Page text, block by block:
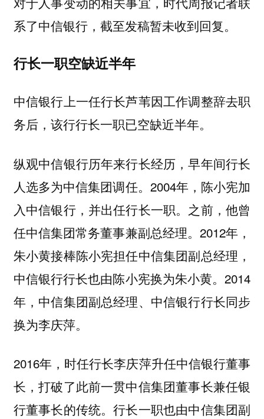
系了中信银行，截至发稿暂未收到回复。
行长一职空缺近半年
中信银行上一任行长芦苇因工作调整辞去职
务后，该行行长一职已空缺近半年。
纵观中信银行历年来行长经历，早年间行长
人选多为中信集团调任。2004年，陈小宪加
入中信银行，并出任行长一职。之前，他曾
任中信集团常务董事兼副总经理。2012年，
朱小黄接棒陈小宪担任中信集团副总经理，
中信银行行长也由陈小宪换为朱小黄。2014
年，中信集团副总经理、中信银行行长同步
换为李庆萍。
2016年，时任行长李庆萍升任中信银行董事
长，打破了此前一贯中信集团董事长兼任银
行董事长的传统。行长一职也由中信集团副